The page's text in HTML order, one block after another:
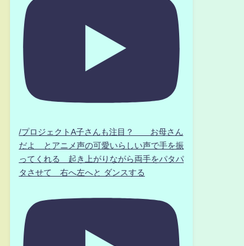
/プロジェクトA子さんも注目？ お母さん
だよ とアニメ声の可愛いらしい声で手を振
ってくれる 起き上がりながら両手をパタパ
タさせて 右へ左へと ダンスする